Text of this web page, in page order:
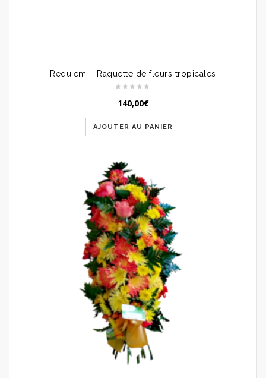
Requiem – Raquette de fleurs tropicales
140,00€
AJOUTER AU PANIER